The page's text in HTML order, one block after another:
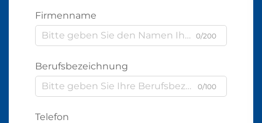
Firmenname
0/200
Berufsbezeichnung
0/100
Telefon